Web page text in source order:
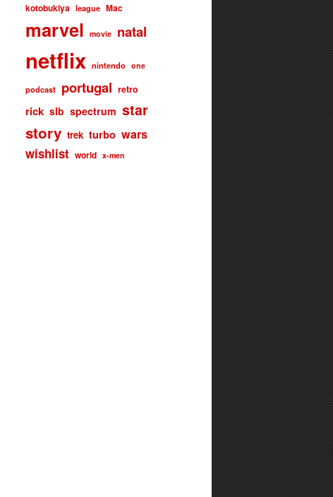
kotobukiya league Mac
marvel movie natal
netflix nintendo one
podcast portugal retro
rick slb spectrum star
story trek turbo wars
wishlist world x-men